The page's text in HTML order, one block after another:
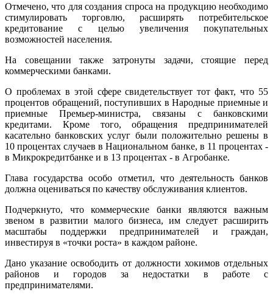
Отмечено, что для создания спроса на продукцию необходимо
стимулировать торговлю, расширять потребительское
кредитование с целью увеличения покупательных
возможностей населения.
На совещании также затронуты задачи, стоящие перед
коммерческими банками.
О проблемах в этой сфере свидетельствует тот факт, что 55
процентов обращений, поступивших в Народные приемные и
приемные Премьер-министра, связаны с банковскими
кредитами. Кроме того, обращения предпринимателей
касательно банковских услуг были положительно решены в
10 процентах случаев в Национальном банке, в 11 процентах -
в Микрокредитбанке и в 13 процентах - в Агробанке.
Глава государства особо отметил, что деятельность банков
должна оцениваться по качеству обслуживания клиентов.
Подчеркнуто, что коммерческие банки являются важным
звеном в развитии малого бизнеса, им следует расширить
масштабы поддержки предпринимателей и граждан,
инвестируя в «точки роста» в каждом районе.
Дано указание освободить от должности хокимов отдельных
районов и городов за недостатки в работе с
предпринимателями.